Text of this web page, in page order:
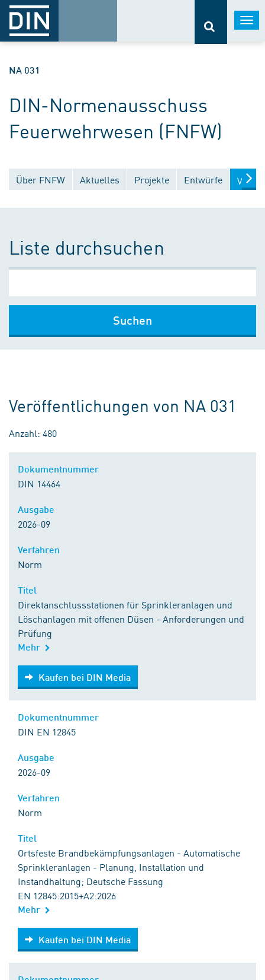
NA 031
DIN-Normenausschuss
Feuerwehrwesen (FNFW)
Über FNFW Aktuelles Projekte Entwürfe
Liste durchsuchen
Suchen
Veröffentlichungen von NA 031
Anzahl: 480
DIN 14464
2026-09
Norm
Direktanschlussstationen für Sprinkleranlagen und
Löschanlagen mit offenen Düsen - Anforderungen und
Prüfung
Mehr
Kaufen bei DIN Media
Kaufen bei DIN Media
DIN EN 12845
2026-09
Norm
Ortsfeste Brandbekämpfungsanlagen - Automatische
Sprinkleranlagen - Planung, Installation und
Instandhaltung; Deutsche Fassung
EN 12845:2015+A2:2026
Mehr
Kaufen bei DIN Media
Kaufen bei DIN Media